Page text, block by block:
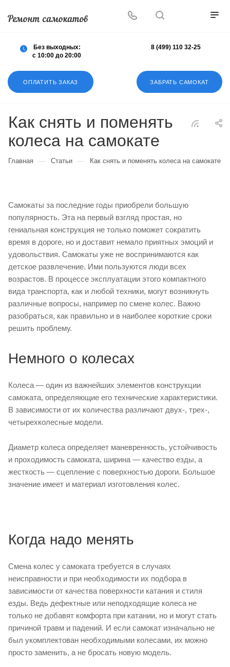
ОПЛАТИТЬ ЗАКАЗ ЗАБРАТЬ САМОКАТ
Без выходных:
с 10:00 до 20:00
8 (499) 110 32-25
Как снять и поменять
колеса на самокате
Главная — Статьи — Как снять и поменять колеса на самокате
Самокаты за последние годы приобрели большую
популярность. Эта на первый взгляд простая, но
гениальная конструкция не только поможет сократить
время в дороге, но и доставит немало приятных эмоций и
удовольствия. Самокаты уже не воспринимаются как
детское развлечение. Ими пользуются люди всех
возрастов. В процессе эксплуатации этого компактного
вида транспорта, как и любой техники, могут возникнуть
различные вопросы, например по смене колес. Важно
разобраться, как правильно и в наиболее короткие сроки
решить проблему.
Немного о колесах
Колеса — один из важнейших элементов конструкции
самоката, определяющие его технические характеристики.
В зависимости от их количества различают двух-, трех-,
четырехколесные модели.
Диаметр колеса определяет маневренность, устойчивость
и проходимость самоката, ширина — качество езды, а
жесткость — сцепление с поверхностью дороги. Большое
значение имеет и материал изготовления колес.
Когда надо менять
Смена колес у самоката требуется в случаях
неисправности и при необходимости их подбора в
зависимости от качества поверхности катания и стиля
езды. Ведь дефектные или неподходящие колеса не
только не добавят комфорта при катании, но и могут стать
причиной травм и падений. И если самокат изначально не
был укомплектован необходимыми колесами, их можно
просто заменить, а не бросать новую модель.